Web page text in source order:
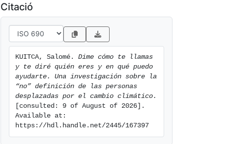
Citació
KUITCA, Salomé. Dime cómo te llamas
y te diré quién eres y en qué puedo
ayudarte. Una investigación sobre la
“no” definición de las personas
desplazadas por el cambio climático.
[consulted: 9 of August of 2026].
Available at:
https://hdl.handle.net/2445/167397